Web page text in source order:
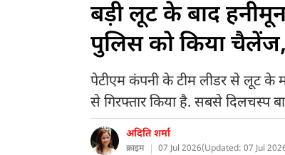
बड़ी लूट के बाद हनीमून
पुलिस को किया चैलेंज,
पेटीएम कंपनी के टीम लीडर से लूट के
से गिरफ्तार किया है. सबसे दिलचस्प
अदिति शर्मा
क्राइम 07 Jul 2026(Updated: 07 Jul